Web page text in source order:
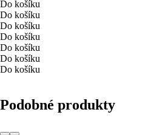
Do košíku
Do košíku
Do košíku
Do košíku
Do košíku
Do košíku
Do košíku
Podobné produkty